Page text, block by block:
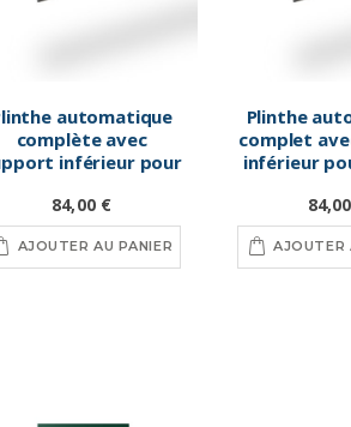
automatique
complète avec
inférieur pour
grise
84,00 €
AJOUTER AU PANIER
Plinthe
complet
inférieur
AJOUTER